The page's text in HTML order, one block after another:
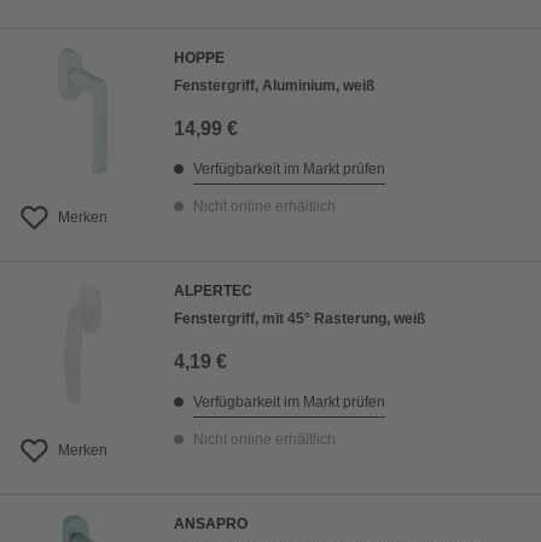
Merken
HOPPE
Fenstergriff, Aluminium, weiß
14,99 €
Verfügbarkeit im Markt prüfen
Nicht online erhältlich
Merken
ALPERTEC
Fenstergriff, mit 45° Rasterung, weiß
4,19 €
Verfügbarkeit im Markt prüfen
Nicht online erhältlich
ANSAPRO